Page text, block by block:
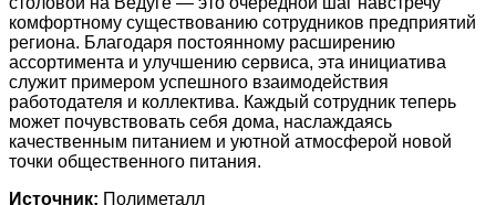
комфортному существованию сотрудников предприятий
региона. Благодаря постоянному расширению
ассортимента и улучшению сервиса, эта инициатива
служит примером успешного взаимодействия
работодателя и коллектива. Каждый сотрудник теперь
может почувствовать себя дома, наслаждаясь
качественным питанием и уютной атмосферой новой
точки общественного питания.
Источник: Полиметалл